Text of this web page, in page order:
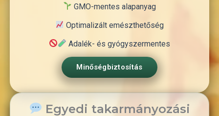
GMO-mentes alapanyag
Optimalizált emészthetőség
Adalék- és gyógyszermentes
Minőségbiztosítás
Egyedi takarmányozási